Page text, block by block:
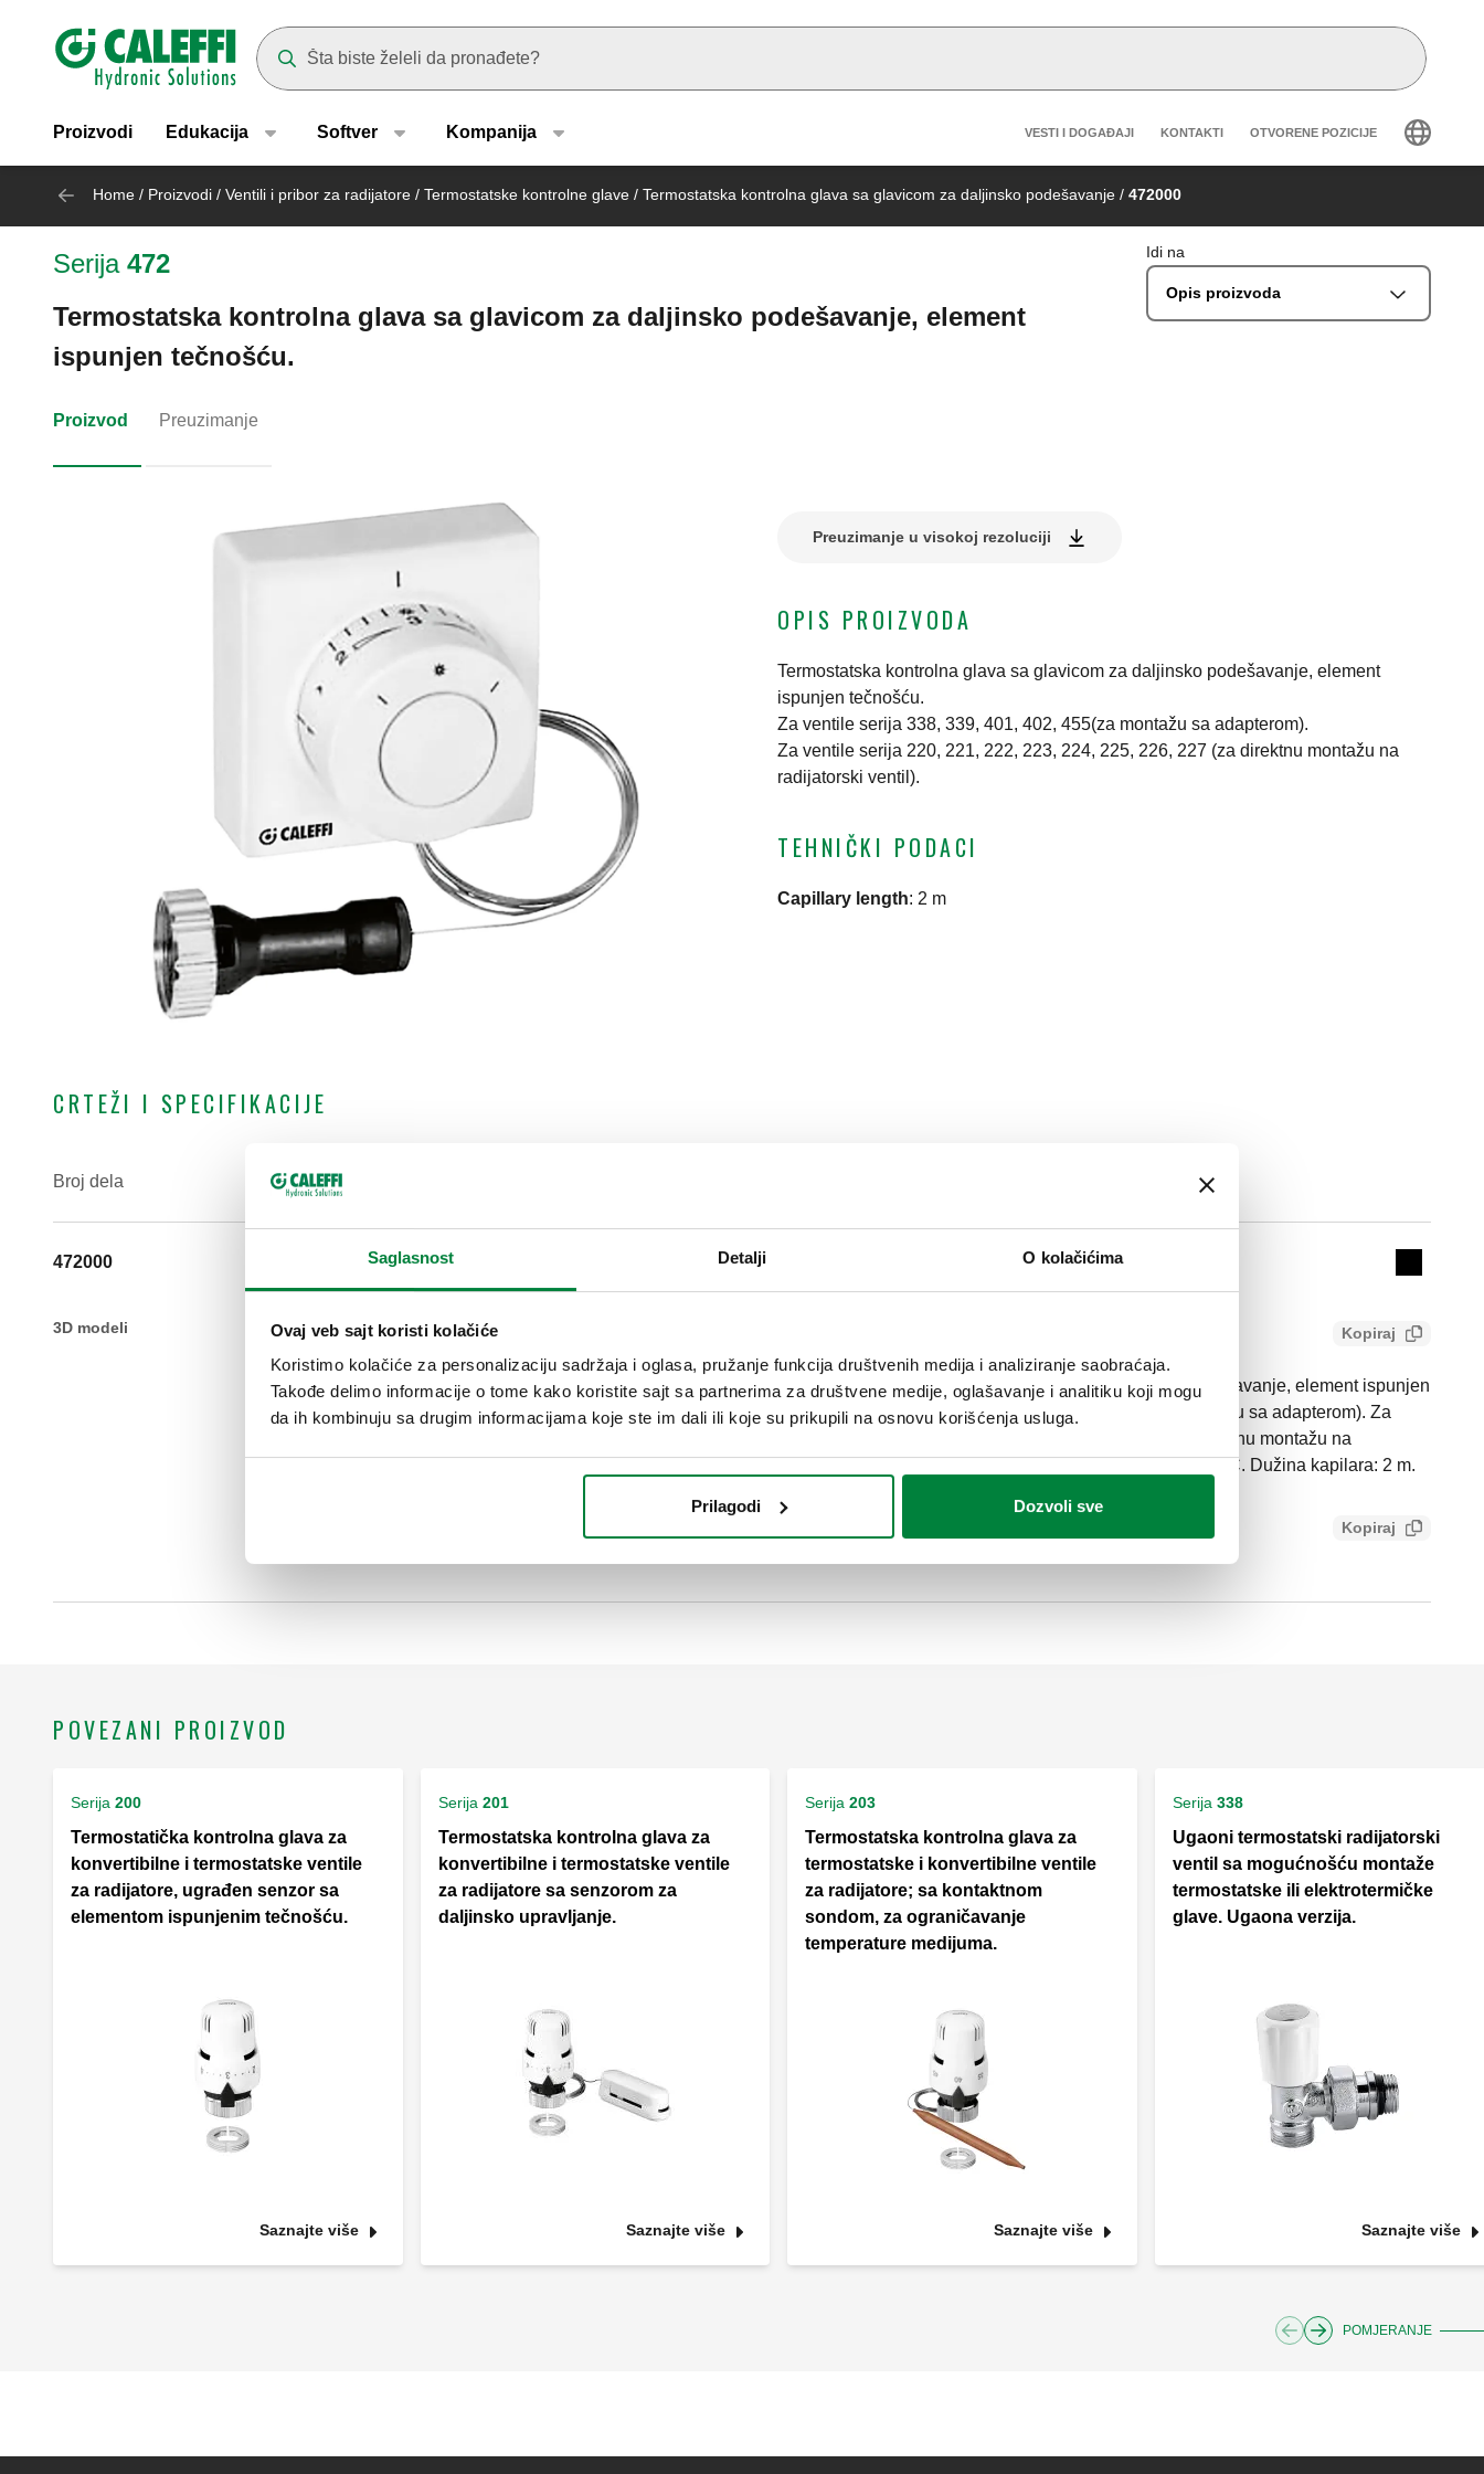
Saglasnost Detalji O kolačićima
Ovaj veb sajt koristi kolačiće
Koristimo kolačiće za personalizaciju sadržaja i oglasa, pružanje funkcija društvenih medija i analiziranje saobraćaja.
Takođe delimo informacije o tome kako koristite sajt sa partnerima za društvene medije, oglašavanje i analitiku koji mogu
da ih kombinuju sa drugim informacijama koje ste im dali ili koje su prikupili na osnovu korišćenja usluga.
Prilagodi Dozvoli sve
Header main navigation
Proizvodi Edukacija Softver Kompanija Header secondary navigation
VESTI I DOGAĐAJI KONTAKTI OTVORENE POZICIJE
Home / Proizvodi / Ventili i pribor za radijatore / Termostatske kontrolne glave / Termostatska kontrolna glava sa glavicom za daljinsko podešavanje / 472000
Serija 472
Termostatska kontrolna glava sa glavicom za daljinsko podešavanje, element
ispunjen tečnošću.
Idi na
Opis proizvoda
Proizvod Preuzimanje
Preuzimanje u visokoj rezoluciji
OPIS PROIZVODA
Termostatska kontrolna glava sa glavicom za daljinsko podešavanje, element
ispunjen tečnošću.
Za ventile serija 338, 339, 401, 402, 455(za montažu sa adapterom).
Za ventile serija 220, 221, 222, 223, 224, 225, 226, 227 (za direktnu montažu na
radijatorski ventil).
TEHNIČKI PODACI
Capillary length: 2 m
CRTEŽI I SPECIFIKACIJE
Broj dela
472000
Collapse
3D modeli Kopiraj
Termostatska kontrolna glava sa glavicom za daljinsko podešavanje, element ispunjen
tečnošću. Za ventile serija 338, 339, 401, 402, 455(za montažu sa adapterom). Za
ventile serija 220, 221, 222, 223, 224, 225, 226, 227 (za direktnu montažu na
radijatorski ventil). Raspon podešavanja temperature: 6–28 °C. Dužina kapilara: 2 m.
5a99dfbe-4dcc-4bed-8b25-9bbc7c443cc9
Kopiraj
POVEZANI PROIZVOD
Serija 200
Termostatička kontrolna glava za
konvertibilne i termostatske ventile
za radijatore, ugrađen senzor sa
elementom ispunjenim tečnošću.
Saznajte više
Serija 201
Termostatska kontrolna glava za
konvertibilne i termostatske ventile
za radijatore sa senzorom za
daljinsko upravljanje.
Saznajte više
Serija 203
Termostatska kontrolna glava za
termostatske i konvertibilne ventile
za radijatore; sa kontaktnom
sondom, za ograničavanje
temperature medijuma.
Saznajte više
Serija 338
Ugaoni termostatski radijatorski
ventil sa mogućnošću montaže
termostatske ili elektrotermičke
glave. Ugaona verzija.
Saznajte više
POMJERANJE